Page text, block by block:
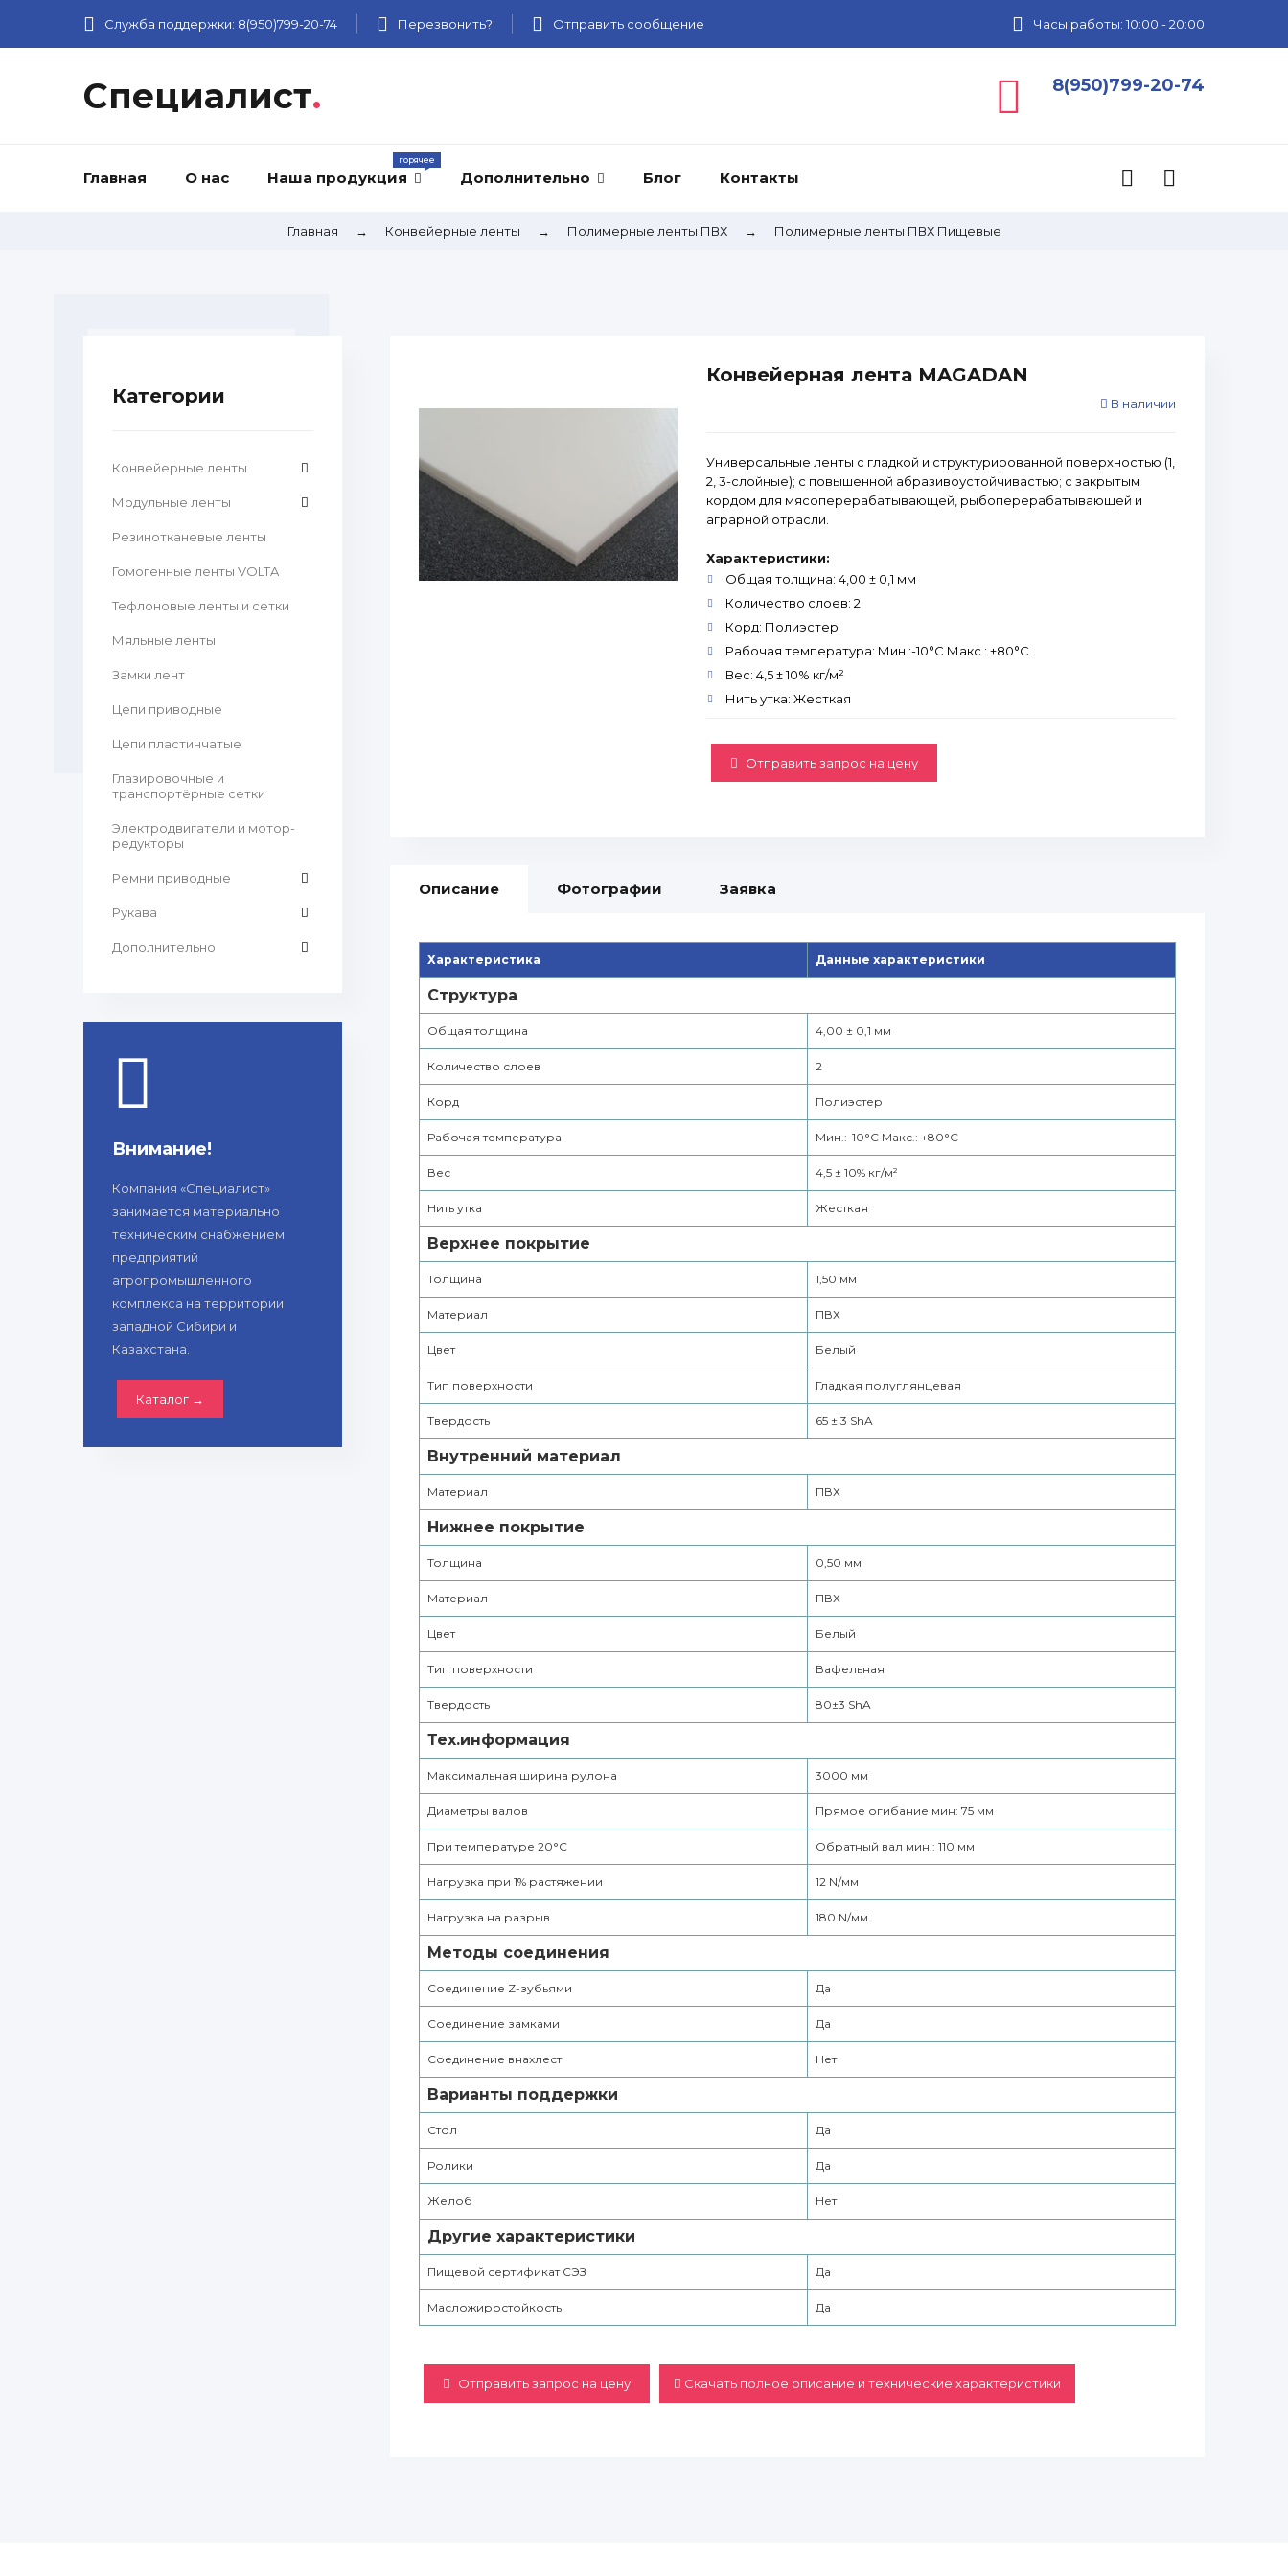
Служба поддержки: 8(950)799-20-74 Перезвонить? Отправить сообщение Часы работы: 10:00 - 20:00
Специалист. 8(950)799-20-74
Главная О нас Наша продукция Дополнительно Блог Контакты
Главная → Конвейерные ленты → Полимерные ленты ПВХ → Полимерные ленты ПВХ Пищевые
Конвейерная лента MAGADAN
В наличии
Универсальные ленты с гладкой и структурированной поверхностью (1,
2, 3-слойные); с повышенной абразивоустойчивастью; с закрытым
кордом для мясоперерабатывающей, рыбоперерабатывающей и
аграрной отрасли.
Характеристики:
Общая толщина: 4,00 ± 0,1 мм
Количество слоев: 2
Корд: Полиэстер
Рабочая температура: Мин.:-10°С Макс.: +80°С
Вес: 4,5 ± 10% кг/м²
Нить утка: Жесткая
Отправить запрос на цену
Описание Фотографии Заявка
Характеристика Данные характеристики
Структура
Общая толщина 4,00 ± 0,1 мм
Количество слоев 2
Корд Полиэстер
Рабочая температура Мин.:-10°С Макс.: +80°С
Вес 4,5 ± 10% кг/м²
Нить утка Жесткая
Верхнее покрытие
Толщина 1,50 мм
Материал ПВХ
Цвет Белый
Тип поверхности Гладкая полуглянцевая
Твердость 65 ± 3 ShA
Внутренний материал
Материал ПВХ
Нижнее покрытие
Толщина 0,50 мм
Материал ПВХ
Цвет Белый
Тип поверхности Вафельная
Твердость 80±3 ShA
Тех.информация
Максимальная ширина рулона 3000 мм
Диаметры валов Прямое огибание мин: 75 мм
При температуре 20°С Обратный вал мин.: 110 мм
Нагрузка при 1% растяжении 12 N/мм
Нагрузка на разрыв 180 N/мм
Методы соединения
Соединение Z-зубьями Да
Соединение замками Да
Соединение внахлест Нет
Варианты поддержки
Стол Да
Ролики Да
Желоб Нет
Другие характеристики
Пищевой сертификат СЭЗ Да
Масложиростойкость Да
Отправить запрос на цену Скачать полное описание и технические характеристики
Категории
Конвейерные ленты
Модульные ленты
Резинотканевые ленты
Гомогенные ленты VOLTA
Тефлоновые ленты и сетки
Мяльные ленты
Замки лент
Цепи приводные
Цепи пластинчатые
Глазировочные и
транспортёрные сетки
Электродвигатели и мотор-
редукторы
Ремни приводные
Рукава
Дополнительно
Внимание!
Компания «Специалист»
занимается материально
техническим снабжением
предприятий
агропромышленного
комплекса на территории
западной Сибири и
Казахстана.
Каталог →